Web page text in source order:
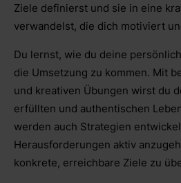
Ziele definierst und sie in eine
verwandelst, die dich motiviert
Du lernst, wie du deine
die Umsetzung zu kommen. Mit
und kreativen Übungen wirst du
erfüllten und authentischen
werden auch Strategien
Herausforderungen aktiv
konkrete, erreichbare Ziele zu